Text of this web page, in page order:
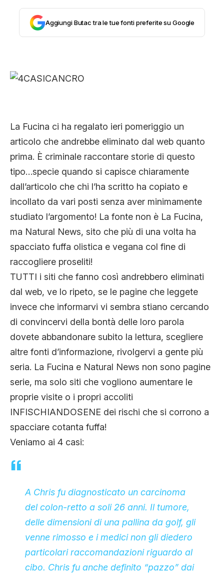
EVERGREEN
CLIMA ED ENERGIA
CONTATTI
CHI SIAMO
Aggiungi Butac tra le tue fonti preferite su Google
La Fucina ci ha regalato ieri pomeriggio un
articolo che andrebbe eliminato dal web quanto
prima. È criminale raccontare storie di questo
tipo…specie quando si capisce chiaramente
dall’articolo che chi l’ha scritto ha copiato e
incollato da vari posti senza aver minimamente
studiato l’argomento! La fonte non è La Fucina,
ma Natural News, sito che più di una volta ha
spacciato fuffa olistica e vegana col fine di
raccogliere proseliti!
TUTTI i siti che fanno così andrebbero eliminati
dal web, ve lo ripeto, se le pagine che leggete
invece che informarvi vi sembra stiano cercando
di convincervi della bontà delle loro parola
dovete abbandonare subito la lettura, scegliere
altre fonti d’informazione, rivolgervi a gente più
seria. La Fucina e Natural News non sono pagine
serie, ma solo siti che vogliono aumentare le
proprie visite o i propri accoliti
INFISCHIANDOSENE dei rischi che si corrono a
spacciare cotanta fuffa!
Veniamo ai 4 casi:
A Chris fu diagnosticato un carcinoma
del colon-retto a soli 26 anni. Il tumore,
delle dimensioni di una pallina da golf, gli
venne rimosso e i medici non gli diedero
particolari raccomandazioni riguardo al
cibo. Chris fu anche definito “pazzo” dai